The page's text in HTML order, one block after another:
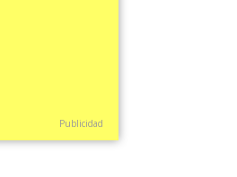
Publicidad